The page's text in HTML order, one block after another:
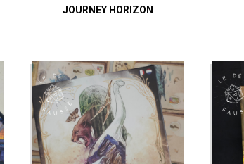
JOURNEY HORIZON